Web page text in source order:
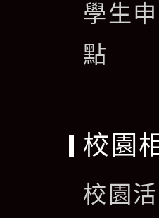
學生
點
校園
校園